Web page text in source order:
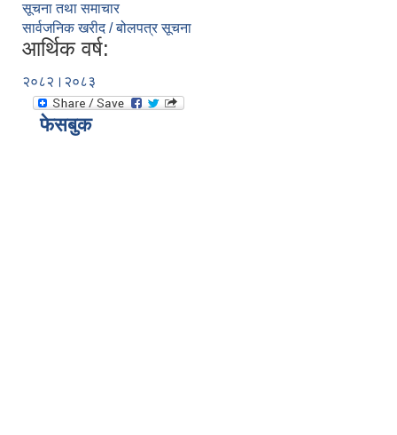
सूचना तथा समाचार
सार्वजनिक खरीद / बोलपत्र सूचना
आर्थिक वर्ष:
२०८२।२०८३
फेसबुक